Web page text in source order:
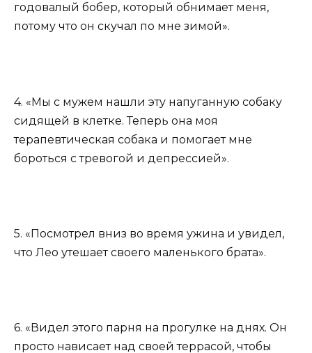
годовалый бобер, который обнимает меня,
потому что он скучал по мне зимой».
4. «Мы с мужем нашли эту напуганную собаку
сидящей в клетке. Теперь она моя
терапевтическая собака и помогает мне
бороться с тревогой и депрессией».
5. «Посмотрел вниз во время ужина и увидел,
что Лео утешает своего маленького брата».
6. «Видел этого парня на прогулке на днях. Он
просто нависает над своей террасой, чтобы